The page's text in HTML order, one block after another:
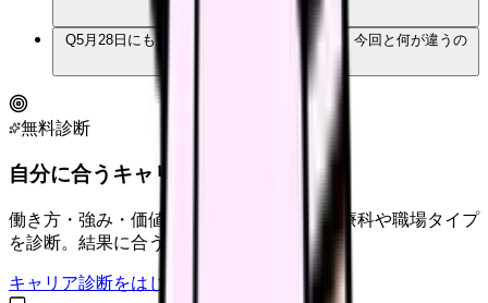
Q5月28日にも日看協の要望がありましたが、今回と何が違うの
無料診断
自分に合うキャリアタイプは？
働き方・強み・価値観から、向いている診療科や職場タイプ
を診断。結果に合う求人も表示。
キャリア診断をはじめる